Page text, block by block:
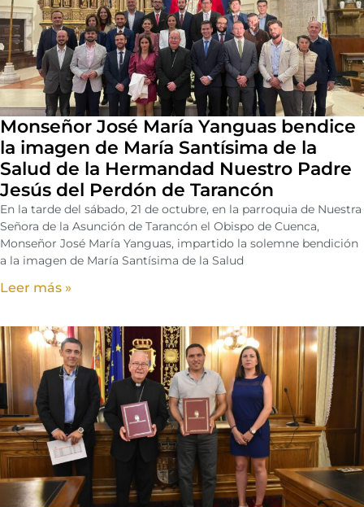
Monseñor José María Yanguas bendice
la imagen de María Santísima de la
Salud de la Hermandad Nuestro Padre
Jesús del Perdón de Tarancón
En la tarde del sábado, 21 de octubre, en la parroquia de Nuestra
Señora de la Asunción de Tarancón el Obispo de Cuenca,
Monseñor José María Yanguas, impartido la solemne bendición
a la imagen de María Santísima de la Salud
Leer más »